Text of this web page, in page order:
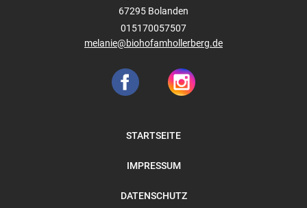
67295 Bolanden
015170057507
melanie@biohofamhollerberg.de
STARTSEITE
IMPRESSUM
DATENSCHUTZ